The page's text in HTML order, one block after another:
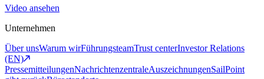
Video ansehen
Unternehmen
Über unsWarum wirFührungsteamTrust centerInvestor Relations
(EN)
PressemitteilungenNachrichtenzentraleAuszeichnungenSailPoint